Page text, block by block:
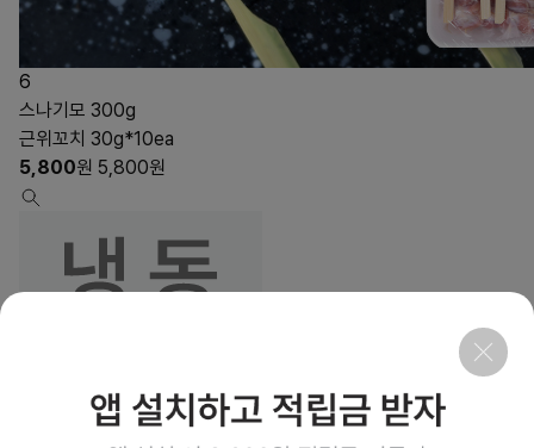
6
스나기모 300g
근위꼬치 30g*10ea
5,800원 5,800원